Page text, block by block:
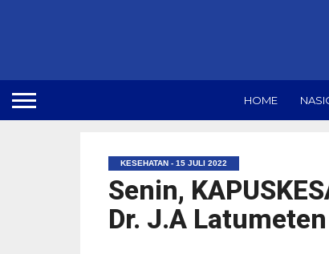
HOME
KESEHATAN - 15 JULI 2022
Senin,
Dr. J.A Latumeten